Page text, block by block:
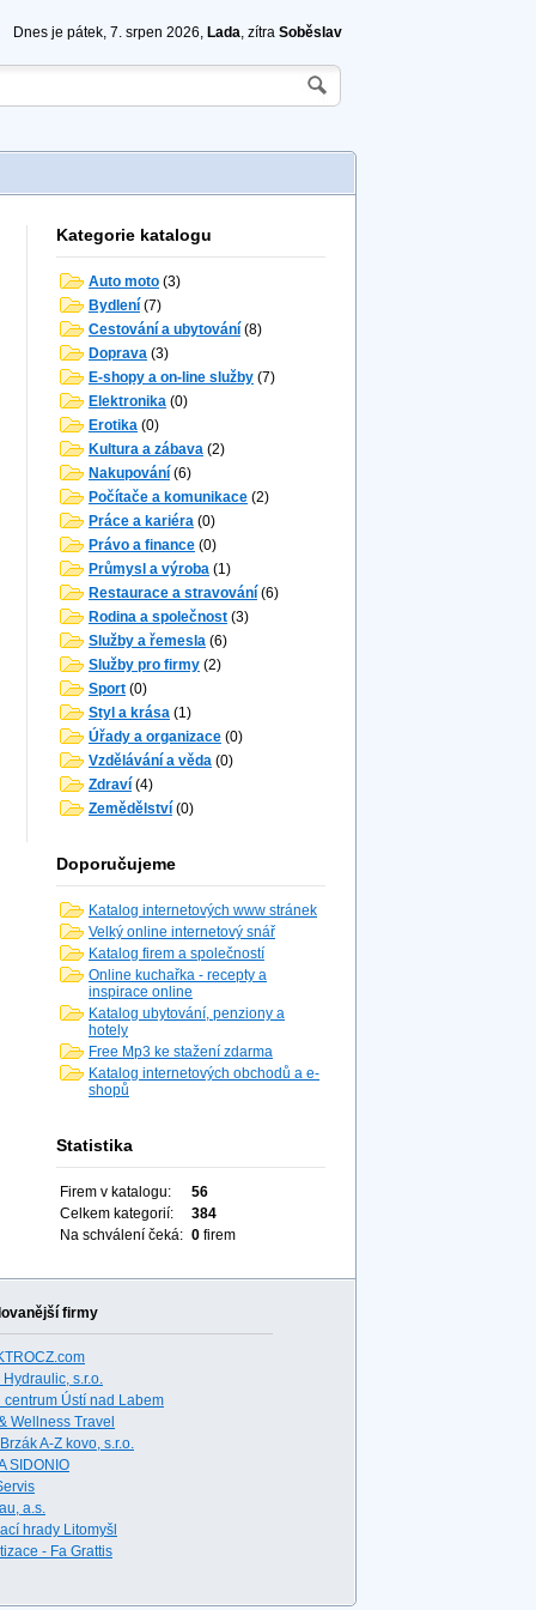
Dnes je pátek, 7. srpen 2026, Lada, zítra Soběslav
Kategorie katalogu
Auto moto (3)
Bydlení (7)
Cestování a ubytování (8)
Doprava (3)
E-shopy a on-line služby (7)
Elektronika (0)
Erotika (0)
Kultura a zábava (2)
Nakupování (6)
Počítače a komunikace (2)
Práce a kariéra (0)
Právo a finance (0)
Průmysl a výroba (1)
Restaurace a stravování (6)
Rodina a společnost (3)
Služby a řemesla (6)
Služby pro firmy (2)
Sport (0)
Styl a krása (1)
Úřady a organizace (0)
Vzdělávání a věda (0)
Zdraví (4)
Zemědělství (0)
Doporučujeme
Katalog internetových www stránek
Velký online internetový snář
Katalog firem a společností
Online kuchařka - recepty a
inspirace online
Katalog ubytování, penziony a
hotely
Free Mp3 ke stažení zdarma
Katalog internetových obchodů a e-
shopů
Statistika
Firem v katalogu:
56
Celkem kategorií:
384
Na schválení čeká: 0 firem
firmy
Hydraulic, s.r.o.
centrum Ústí nad Labem
Wellness Travel
A-Z kovo, s.r.o.
SIDONIO
a.s.
hrady Litomyšl
- Fa Grattis